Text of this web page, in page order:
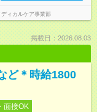
ィカルケア事業部
掲載日：2026.08.03
ど＊時給1800
面接OK